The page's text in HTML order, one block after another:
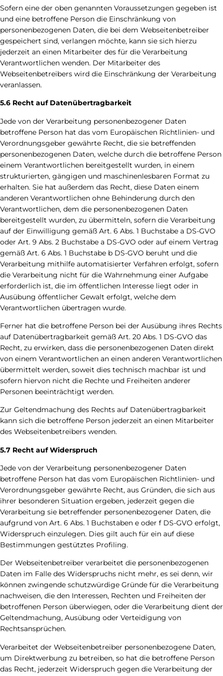
Sofern eine der oben genannten Voraussetzungen gegeben ist
und eine betroffene Person die Einschränkung von
personenbezogenen Daten, die bei dem Webseitenbetreiber
gespeichert sind, verlangen möchte, kann sie sich hierzu
jederzeit an einen Mitarbeiter des für die Verarbeitung
Verantwortlichen wenden. Der Mitarbeiter des
Webseitenbetreibers wird die Einschränkung der Verarbeitung
veranlassen.
5.6 Recht auf Datenübertragbarkeit
Jede von der Verarbeitung personenbezogener Daten
betroffene Person hat das vom Europäischen Richtlinien- und
Verordnungsgeber gewährte Recht, die sie betreffenden
personenbezogenen Daten, welche durch die betroffene Person
einem Verantwortlichen bereitgestellt wurden, in einem
strukturierten, gängigen und maschinenlesbaren Format zu
erhalten. Sie hat außerdem das Recht, diese Daten einem
anderen Verantwortlichen ohne Behinderung durch den
Verantwortlichen, dem die personenbezogenen Daten
bereitgestellt wurden, zu übermitteln, sofern die Verarbeitung
auf der Einwilligung gemäß Art. 6 Abs. 1 Buchstabe a DS-GVO
oder Art. 9 Abs. 2 Buchstabe a DS-GVO oder auf einem Vertrag
gemäß Art. 6 Abs. 1 Buchstabe b DS-GVO beruht und die
Verarbeitung mithilfe automatisierter Verfahren erfolgt, sofern
die Verarbeitung nicht für die Wahrnehmung einer Aufgabe
erforderlich ist, die im öffentlichen Interesse liegt oder in
Ausübung öffentlicher Gewalt erfolgt, welche dem
Verantwortlichen übertragen wurde.
Ferner hat die betroffene Person bei der Ausübung ihres Rechts
auf Datenübertragbarkeit gemäß Art. 20 Abs. 1 DS-GVO das
Recht, zu erwirken, dass die personenbezogenen Daten direkt
von einem Verantwortlichen an einen anderen Verantwortlichen
übermittelt werden, soweit dies technisch machbar ist und
sofern hiervon nicht die Rechte und Freiheiten anderer
Personen beeinträchtigt werden.
Zur Geltendmachung des Rechts auf Datenübertragbarkeit
kann sich die betroffene Person jederzeit an einen Mitarbeiter
des Webseitenbetreibers wenden.
5.7 Recht auf Widerspruch
Jede von der Verarbeitung personenbezogener Daten
betroffene Person hat das vom Europäischen Richtlinien- und
Verordnungsgeber gewährte Recht, aus Gründen, die sich aus
ihrer besonderen Situation ergeben, jederzeit gegen die
Verarbeitung sie betreffender personenbezogener Daten, die
aufgrund von Art. 6 Abs. 1 Buchstaben e oder f DS-GVO erfolgt,
Widerspruch einzulegen. Dies gilt auch für ein auf diese
Bestimmungen gestütztes Profiling.
Der Webseitenbetreiber verarbeitet die personenbezogenen
Daten im Falle des Widerspruchs nicht mehr, es sei denn, wir
können zwingende schutzwürdige Gründe für die Verarbeitung
nachweisen, die den Interessen, Rechten und Freiheiten der
betroffenen Person überwiegen, oder die Verarbeitung dient der
Geltendmachung, Ausübung oder Verteidigung von
Rechtsansprüchen.
Verarbeitet der Webseitenbetreiber personenbezogene Daten,
um Direktwerbung zu betreiben, so hat die betroffene Person
das Recht, jederzeit Widerspruch gegen die Verarbeitung der